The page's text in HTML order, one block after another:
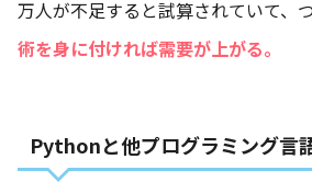
万人が不足すると試算されていて、
術を身に付ければ需要が 上がる。
Pythonと他プログラミング言